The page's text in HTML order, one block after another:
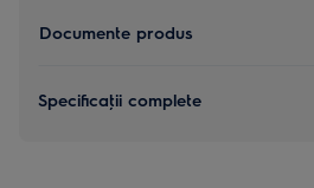
Documente produs
Specificaţii complete